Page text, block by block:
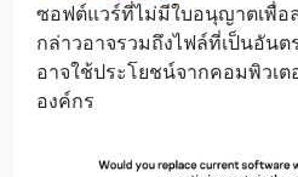
ซอฟต์แวร์ที่ไม่มีใบอนุญาตเพื่อ
กล่าวอาจรวมถึงไฟล์ที่เป็นอัน
อาจใช้ประโยชน์จากคอมพิวเต
องค์กร